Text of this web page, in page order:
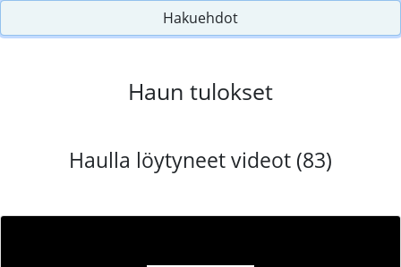
Hakuehdot
Haun tulokset
Haulla löytyneet videot (83)